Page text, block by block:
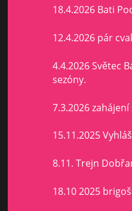
18.4.2026 Bati
12.4.2026 pár
4.4.2026 Světec
sezóny.
7.3.2026
15.11.2025
8.11. Trejn
18.10 2025